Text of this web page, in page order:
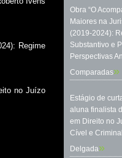
Regime
no Juízo
Obra “O
Maiores na
(2019-2024):
Substantivo e
Perspectivas
Comparadas»
Estágio de
aluna finalista
em Direito no
Cível e
Delgada»